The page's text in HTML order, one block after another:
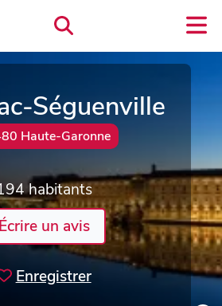
Séguenville
Haute-Garonne
habitants
Écrire un avis
Enregistrer